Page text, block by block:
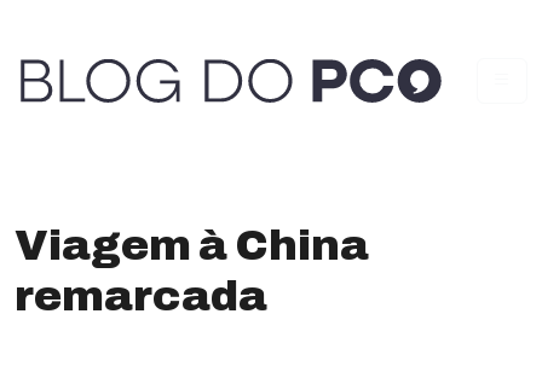
Viagem à China
remarcada